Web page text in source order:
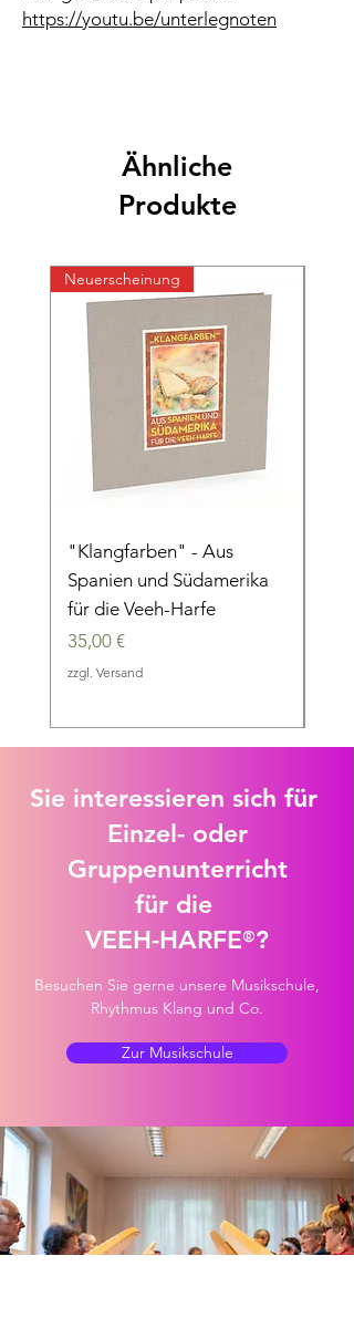
https://youtu.be/unterlegnoten
Ähnliche
Produkte
Neuerscheinung
"Klangfarben" - Aus
Spanien und Südamerika
für die Veeh-Harfe
Preis
35,00 €
zzgl. Versand
Sie interessieren sich für
Einzel- oder
Gruppenunterricht
für die
VEEH-HARFE®?
Besuchen Sie gerne unsere Musikschule,
Rhythmus Klang und Co.
Zur Musikschule